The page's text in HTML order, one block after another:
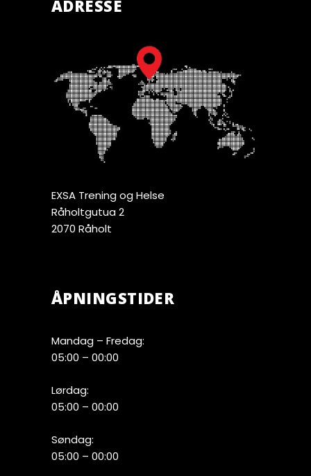
ADRESSE
EXSA Trening og Helse
Råholtgutua 2
2070 Råholt
ÅPNINGSTIDER
Mandag – Fredag:
05:00 – 00:00
Lørdag:
05:00 – 00:00
Søndag:
05:00 – 00:00